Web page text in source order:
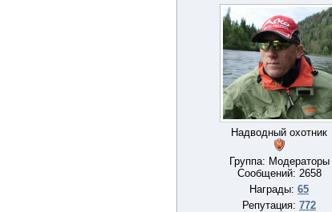
Надводный охотник
Группа: Модераторы
Сообщений: 2658
Награды: 65
Репутация: 772